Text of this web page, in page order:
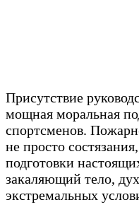
Присутствие
мощная моральная
спортсменов.
не просто
подготовки
закаляющий тело,
экстремальных